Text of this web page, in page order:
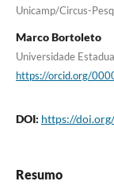
Unicamp/Circus-
Marco Bortoleto
Universidade
https://orcid.org/
DOI: https://
Resumo